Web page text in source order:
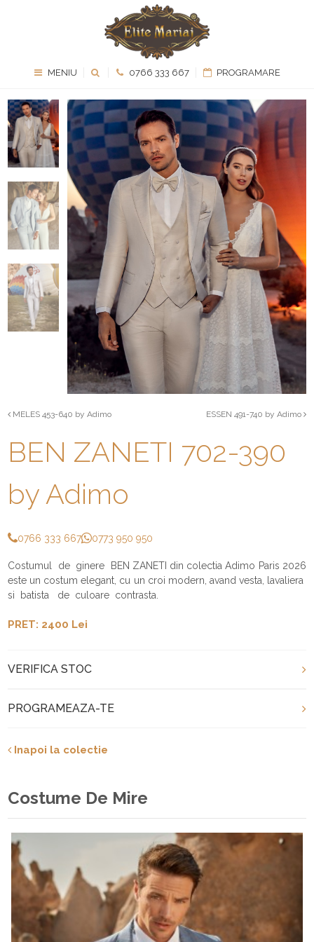
MENIU 0766 333 667 PROGRAMARE
MELES 453-640 by Adimo ESSEN 491-740 by Adimo
BEN ZANETI 702-390
by Adimo
0766 333 667 0773 950 950
Costumul de ginere BEN ZANETI din colectia Adimo Paris 2026
este un costum elegant, cu un croi modern, avand vesta, lavaliera
si batista de culoare contrasta.
PRET: 2400 Lei
VERIFICA STOC
PROGRAMEAZA-TE
Inapoi la colectie
Costume De Mire